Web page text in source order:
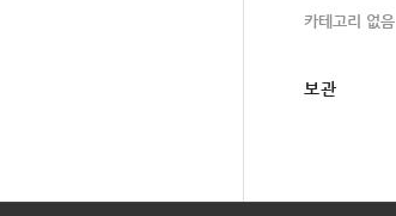
카테고리 없음
보관